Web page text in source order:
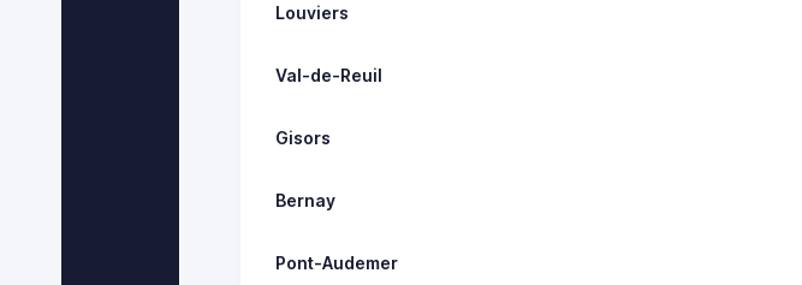
Louviers
Val-de-Reuil
Gisors
Bernay
Pont-Audemer